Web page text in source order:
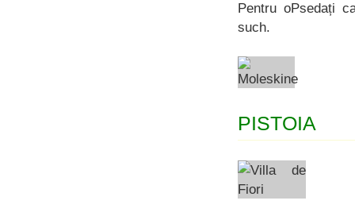
Pentru oPsedați
such.
PISTOIA